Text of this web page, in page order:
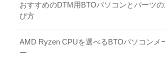
おすすめのDTM用BTOパソコンとパーツの
び方
AMD Ryzen CPUを選べるBTOパソコンメ
ー